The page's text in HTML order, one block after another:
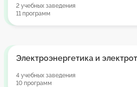
2 учебных заведения
11 программ
Электроэнергетика и
4 учебных заведения
10 программ